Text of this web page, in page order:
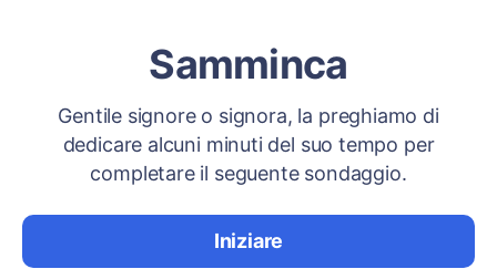
Samminca
Gentile signore o signora, la preghiamo di
dedicare alcuni minuti del suo tempo per
completare il seguente sondaggio.
Iniziare